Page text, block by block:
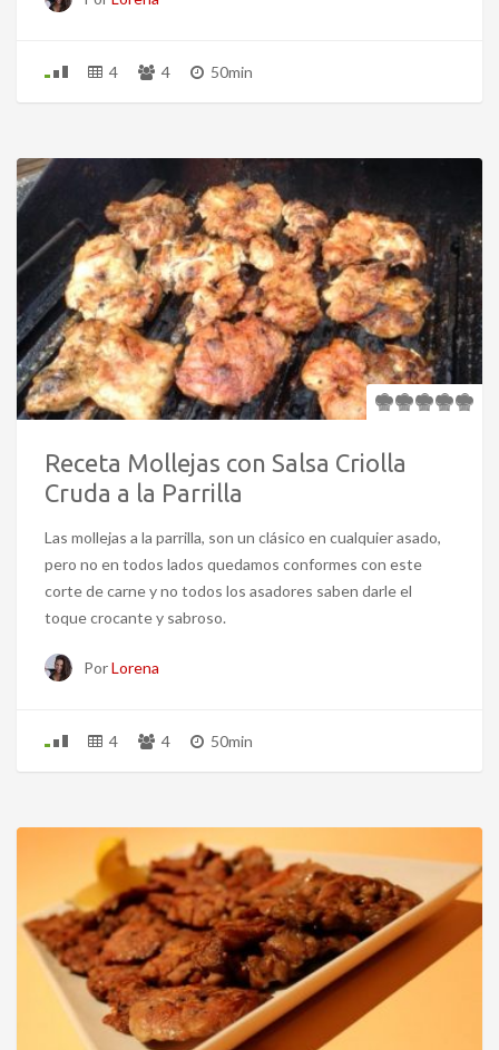
4 4 50min
Receta Mollejas con Salsa Criolla
Cruda a la Parrilla
Las mollejas a la parrilla, son un clásico en cualquier asado,
pero no en todos lados quedamos conformes con este
corte de carne y no todos los asadores saben darle el
toque crocante y sabroso.
PorLorena
4 4 50min